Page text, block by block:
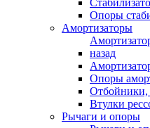
Опоры
Амортизаторы
назад
Опоры
Отбойники,
Втулки
Рычаги и опоры